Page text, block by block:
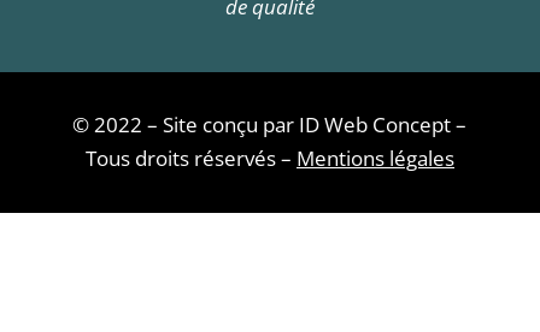
de qualité
© 2022 – Site conçu par ID Web Concept –
Tous droits réservés – Mentions légales